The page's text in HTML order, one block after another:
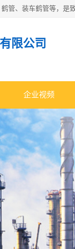
限公司
企业视频